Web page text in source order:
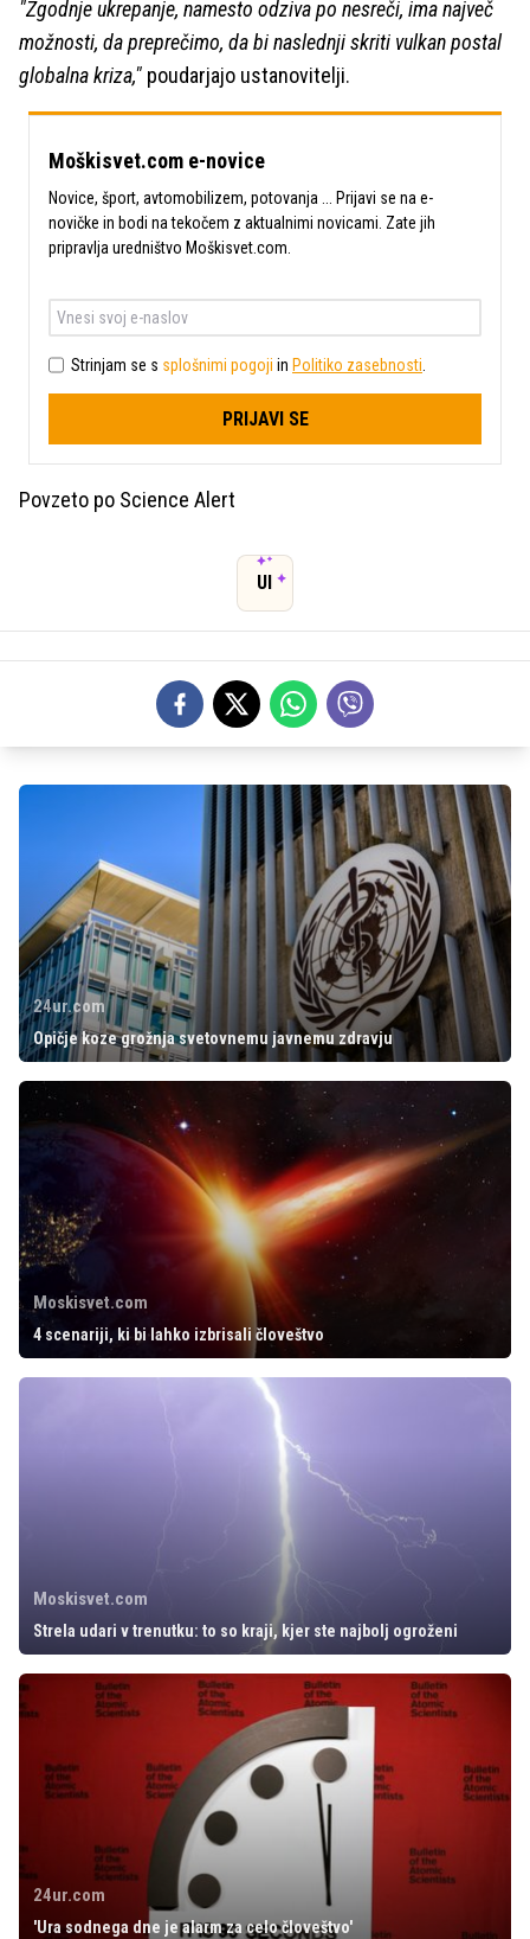
"Zgodnje ukrepanje, namesto odziva po nesreči, ima največ
možnosti, da preprečimo, da bi naslednji skriti vulkan postal
globalna kriza," poudarjajo ustanovitelji.
Moškisvet.com e-novice
Novice, šport, avtomobilizem, potovanja ... Prijavi se na e-
novičke in bodi na tekočem z aktualnimi novicami. Zate jih
pripravlja uredništvo Moškisvet.com.
Strinjam se s splošnimi pogoji in Politiko zasebnosti
PRIJAVI SE
Povzeto po Science Alert
UI
24ur.com
Opičje koze grožnja svetovnemu javnemu zdravju
Moskisvet.com
4 scenariji, ki bi lahko izbrisali človeštvo
Moskisvet.com
Strela udari v trenutku: to so kraji, kjer ste najbolj ogroženi
24ur.com
'Ura sodnega dne je alarm za celo človeštvo'